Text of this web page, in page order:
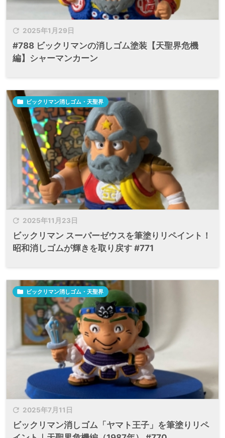
 2025年1月29日
#788 ビックリマンの消しゴム塗装【天聖界危機
編】シャーマンカーン
 2025年11月23日
 ビックリマン消しゴム・天聖界
ビックリマン スーパーゼウスを筆塗りリペイント！
昭和消しゴムが輝きを取り戻す #771
 2025年7月11日
 ビックリマン消しゴム・天聖界
ビックリマン消しゴム「ヤマト王子」を筆塗りリペ